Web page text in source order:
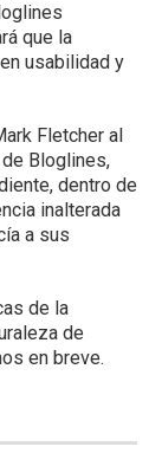
que la
usabilidad y
Fletcher al
Bloglines,
dentro de
inalterada
a sus
de la
de
en breve.